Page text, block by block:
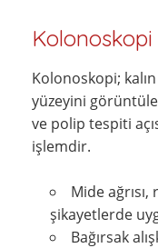
Kolonoskopi;
yüzeyini
ve polip tespiti
işlemdir.
Mide
şikayetlerde
Bağırsak